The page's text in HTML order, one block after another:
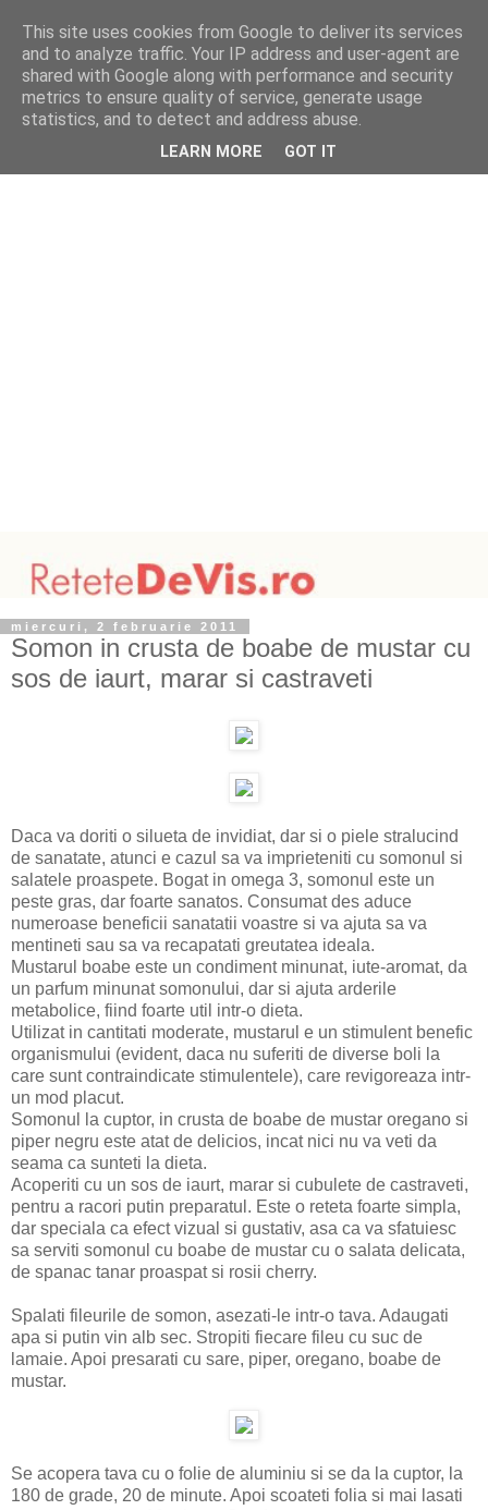
miercuri, 2 februarie 2011
Somon in crusta de boabe de mustar cu
sos de iaurt, marar si castraveti
Daca va doriti o silueta de invidiat, dar si o piele stralucind
de sanatate, atunci e cazul sa va imprieteniti cu somonul si
salatele proaspete. Bogat in omega 3, somonul este un
peste gras, dar foarte sanatos. Consumat des aduce
numeroase beneficii sanatatii voastre si va ajuta sa va
mentineti sau sa va recapatati greutatea ideala.
Mustarul boabe este un condiment minunat, iute-aromat, da
un parfum minunat somonului, dar si ajuta arderile
metabolice, fiind foarte util intr-o dieta.
Utilizat in cantitati moderate, mustarul e un stimulent benefic
organismului (evident, daca nu suferiti de diverse boli la
care sunt contraindicate stimulentele), care revigoreaza intr-
un mod placut.
Somonul la cuptor, in crusta de boabe de mustar oregano si
piper negru este atat de delicios, incat nici nu va veti da
seama ca sunteti la dieta.
Acoperiti cu un sos de iaurt, marar si cubulete de castraveti,
pentru a racori putin preparatul. Este o reteta foarte simpla,
dar speciala ca efect vizual si gustativ, asa ca va sfatuiesc
sa serviti somonul cu boabe de mustar cu o salata delicata,
de spanac tanar proaspat si rosii cherry.
Spalati fileurile de somon, asezati-le intr-o tava. Adaugati
apa si putin vin alb sec. Stropiti fiecare fileu cu suc de
lamaie. Apoi presarati cu sare, piper, oregano, boabe de
mustar.
Se acopera tava cu o folie de aluminiu si se da la cuptor, la
180 de grade, 20 de minute. Apoi scoateti folia si mai lasati
This site uses cookies from Google to deliver its services
and to analyze traffic. Your IP address and user-agent are
shared with Google along with performance and security
metrics to ensure quality of service, generate usage
statistics, and to detect and address abuse.
LEARN MORE GOT IT